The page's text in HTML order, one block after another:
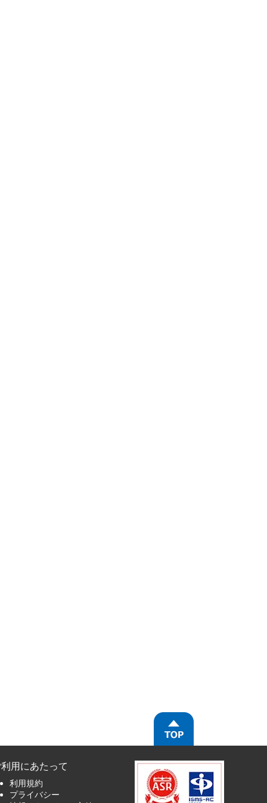
利用にあたって
利用規約
プライバシー